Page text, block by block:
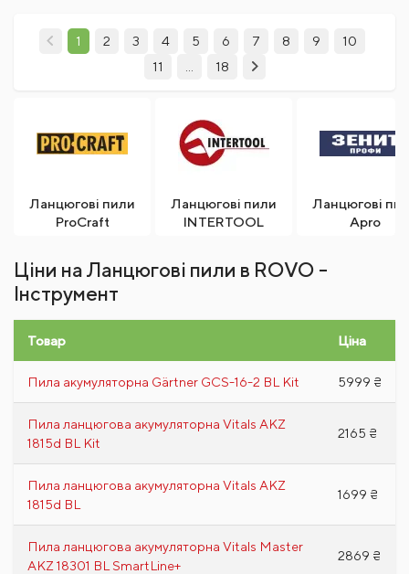
1 2 3 4 5 6 7 8 9
10
11
18
Ланцюгові пили
ProCraft
Ланцюгові пили
INTERTOOL
Ланцюгові
Apro
Ціни на Ланцюгові пили в ROVO -
Інструмент
Товар Ціна
Пила акумуляторна Gärtner GCS-16-2 BL Kit 5999 ₴
Пила ланцюгова акумуляторна Vitals AKZ
1815d BL Kit
2165 ₴
Пила ланцюгова акумуляторна Vitals AKZ
1815d BL
1699 ₴
Пила ланцюгова акумуляторна Vitals Master
AKZ 18301 BL SmartLine+
2869 ₴